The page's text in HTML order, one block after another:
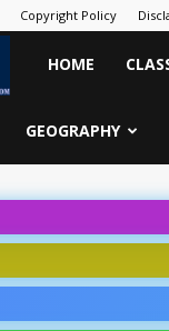
Copyright Policy
Bhugol
Shiksha
HOME
GEOGRAPHY